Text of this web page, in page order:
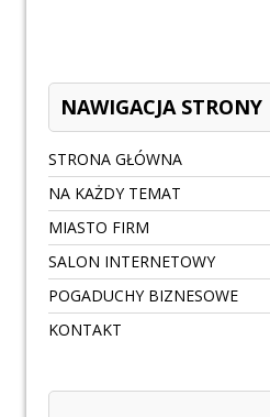
NAWIGACJA STRONY
STRONA GŁÓWNA
NA KAŻDY TEMAT
MIASTO FIRM
SALON INTERNETOWY
POGADUCHY BIZNESOWE
KONTAKT